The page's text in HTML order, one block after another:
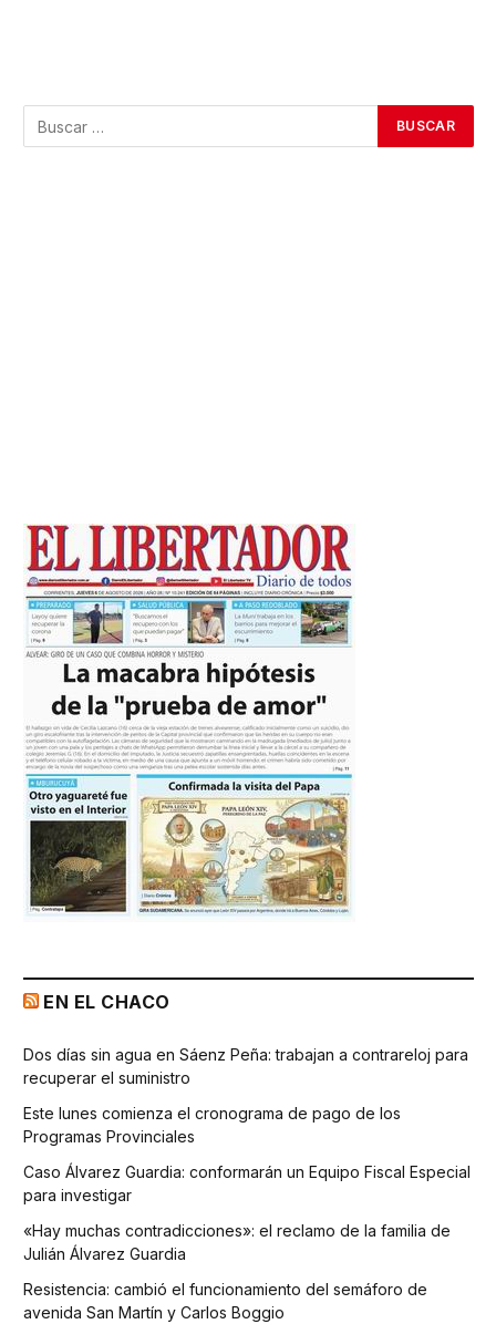
EN EL CHACO
Dos días sin agua en Sáenz Peña: trabajan a contrareloj para
recuperar el suministro
Este lunes comienza el cronograma de pago de los
Programas Provinciales
Caso Álvarez Guardia: conformarán un Equipo Fiscal Especial
para investigar
«Hay muchas contradicciones»: el reclamo de la familia de
Julián Álvarez Guardia
Resistencia: cambió el funcionamiento del semáforo de
avenida San Martín y Carlos Boggio